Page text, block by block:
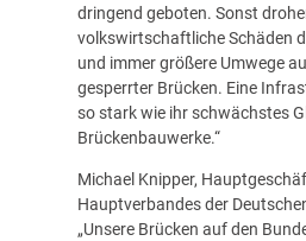
dringend geboten. Sonst
volkswirtschaftliche Schäden
und immer größere Umwege
gesperrter Brücken. Eine
so stark wie ihr schwächstes
Brückenbauwerke.“
Michael Knipper,
Hauptverbandes der
„Unsere Brücken auf den